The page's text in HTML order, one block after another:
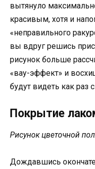
вытянуло
красивым, хотя и
«неправильного
вы вдруг решись
рисунок больше
«вау-эффект» и
будут видеть как раз
Покрытие
Рисунок цветочной
Дождавшись